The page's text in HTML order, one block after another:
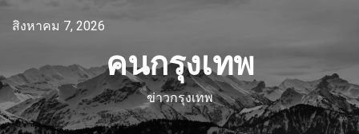
สิงหาคม 7, 2026
คนกรุงเทพ
ข่าวกรุงเทพ